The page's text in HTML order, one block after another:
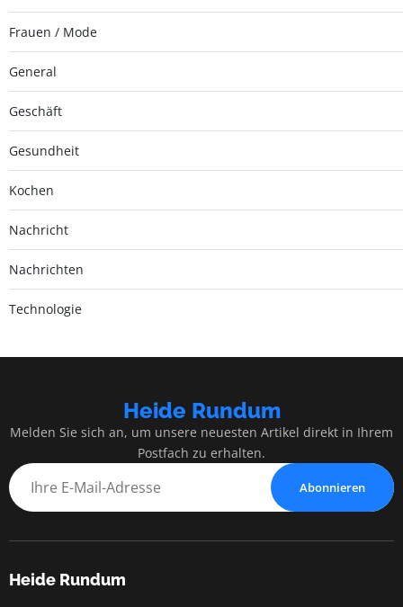
Frauen / Mode
General
Geschäft
Gesundheit
Kochen
Nachricht
Nachrichten
Technologie
Heide Rundum
Melden Sie sich an, um unsere neuesten Artikel direkt in Ihrem
Postfach zu erhalten.
Abonnieren
Heide Rundum